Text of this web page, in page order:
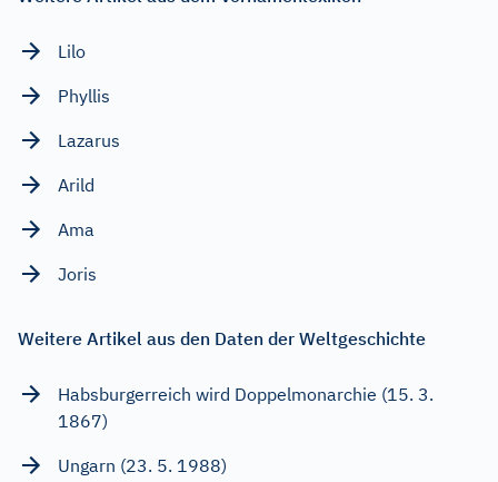
Lilo
Phyllis
Lazarus
Arild
Ama
Joris
Weitere Artikel aus den Daten der Weltgeschichte
Habsburgerreich wird Doppelmonarchie (15. 3.
1867)
Ungarn (23. 5. 1988)